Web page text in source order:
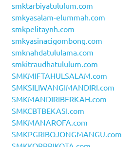
smktarbiyatululum.com
smkyasalam-elummah.com
smkpelitaynh.com
smkyasinacigombong.com
smknahdatululama.com
smkitraudhatululum.com
SMKMIFTAHULSALAM.com
SMKSILIWANGIMANDIRI.com
SMKMANDIRIBERKAH.com
SMKCBTBEKASI.com
SMKMANAROFA.com
SMKPGRIBOJONGMANGU.com